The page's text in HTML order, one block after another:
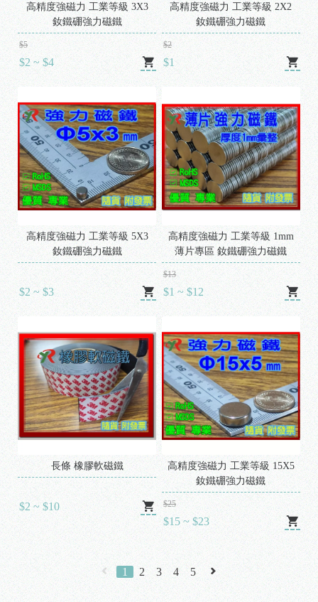
高精度強磁力 工業等級 3X3
釹鐵硼強力磁鐵
$5
$2 ~ $4
高精度強磁力 工業等級 2X2
釹鐵硼強力磁鐵
$2
$1
高精度強磁力 工業等級 5X3
釹鐵硼強力磁鐵
$2 ~ $3
高精度強磁力 工業等級 1mm
薄片專區 釹鐵硼強力磁鐵
$13
$1 ~ $12
長條 橡膠軟磁鐵
$2 ~ $10
高精度強磁力 工業等級 15X5
釹鐵硼強力磁鐵
$25
$15 ~ $23
1 2 3 4 5